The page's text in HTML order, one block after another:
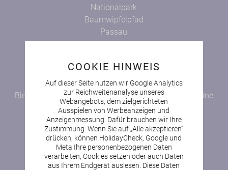
Nationalpark
Baumwipfelpfad
Passau
Golf
NEWSLETTER
Bleiben Sie auf dem Laufenden und verpassen Sie keine
Angebote!
zur Newsletter-Anmeldung
COOKIE HINWEIS
Auf dieser Seite nutzen wir Google Analytics
zur Reichweitenanalyse unseres
Webangebots, dem zielgerichteten
Ausspielen von Werbeanzeigen und
Anzeigenmessung. Dafür brauchen wir Ihre
Zustimmung. Wenn Sie auf „Alle akzeptieren“
drücken, können HolidayCheck, Google und
Meta Ihre personenbezogenen Daten
verarbeiten, Cookies setzen oder auch Daten
aus Ihrem Endgerät auslesen. Diese Daten